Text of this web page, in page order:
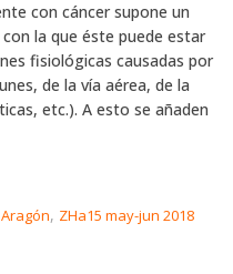
con cáncer supone un
la que éste puede estar
fisiológicas causadas por
de la vía aérea, de la
etc.). A esto se añaden
, ZHa15 may-jun 2018